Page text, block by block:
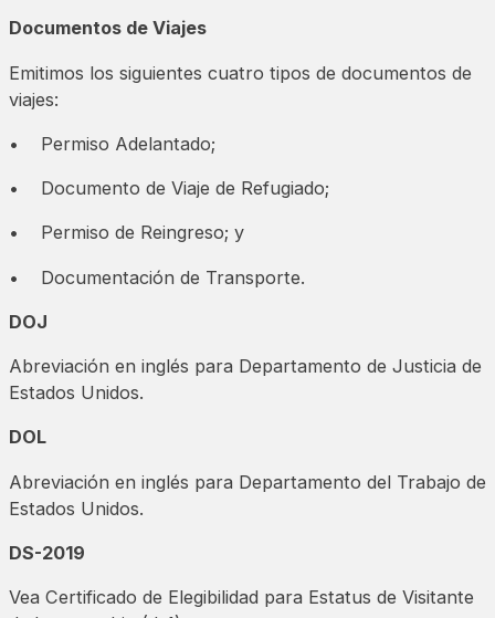
Documentos de Viajes
Emitimos los siguientes cuatro tipos de documentos de
viajes:
• Permiso Adelantado;
• Documento de Viaje de Refugiado;
• Permiso de Reingreso; y
• Documentación de Transporte.
DOJ
Abreviación en inglés para Departamento de Justicia de
Estados Unidos.
DOL
Abreviación en inglés para Departamento del Trabajo de
Estados Unidos.
DS-2019
Vea Certificado de Elegibilidad para Estatus de Visitante